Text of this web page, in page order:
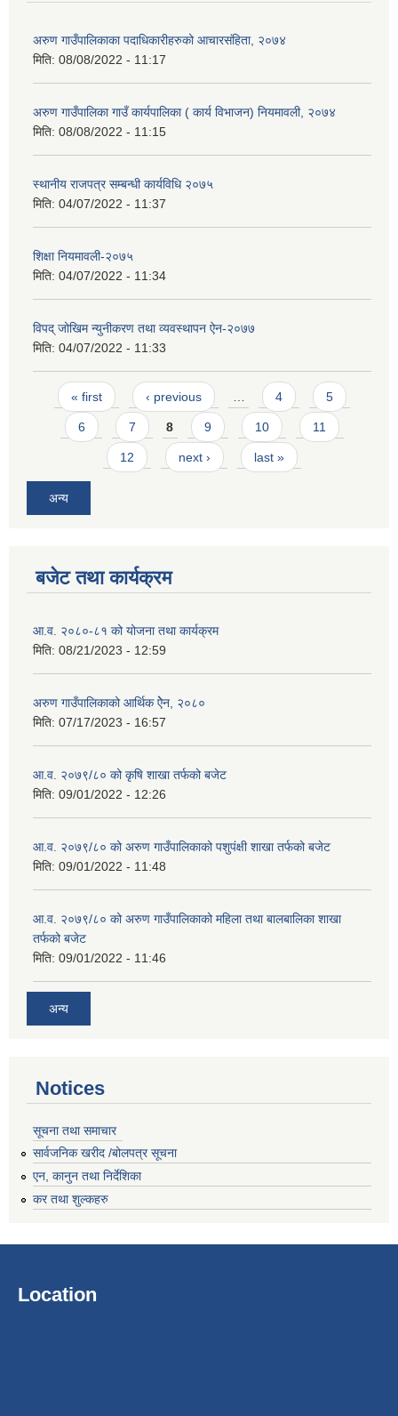
अरुण गाउँपालिकाका पदाधिकारीहरुको आचारसंहिता, २०७४
मिति: 08/08/2022 - 11:17
अरुण गाउँपालिका गाउँ कार्यपालिका ( कार्य विभाजन) नियमावली, २०७४
मिति: 08/08/2022 - 11:15
स्थानीय राजपत्र सम्बन्धी कार्यविधि २०७५
मिति: 04/07/2022 - 11:37
शिक्षा नियमावली-२०७५
मिति: 04/07/2022 - 11:34
विपद् जोखिम न्युनीकरण तथा व्यवस्थापन ऐन-२०७७
मिति: 04/07/2022 - 11:33
Pages
« first ‹ previous 4 5
6 7 8 9 10 11
12 next › last »
अन्य
बजेट तथा कार्यक्रम
आ.व. २०८०-८१ को योजना तथा कार्यक्रम
मिति: 08/21/2023 - 12:59
अरुण गाउँपालिकाको आर्थिक ऐेन, २०८०
मिति: 07/17/2023 - 16:57
आ.व. २०७९/८० को कृषि शाखा तर्फको बजेट
मिति: 09/01/2022 - 12:26
आ.व. २०७९/८० को अरुण गाउँपालिकाको पशुपंक्षी शाखा तर्फको बजेट
मिति: 09/01/2022 - 11:48
आ.व. २०७९/८० को अरुण गाउँपालिकाको महिला तथा बालबालिका शाखा
तर्फको बजेट
मिति: 09/01/2022 - 11:46
अन्य
Notices
सूचना तथा समाचार
सार्वजनिक खरीद /बोलपत्र सूचना
एन, कानुन तथा निर्देशिका
कर तथा शुल्कहरु
Location